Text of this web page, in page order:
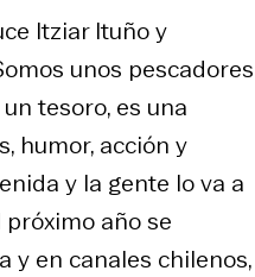
Itziar Ituño y
unos pescadores
tesoro, es una
humor, acción y
y la gente lo va a
año se
y en canales chilenos,